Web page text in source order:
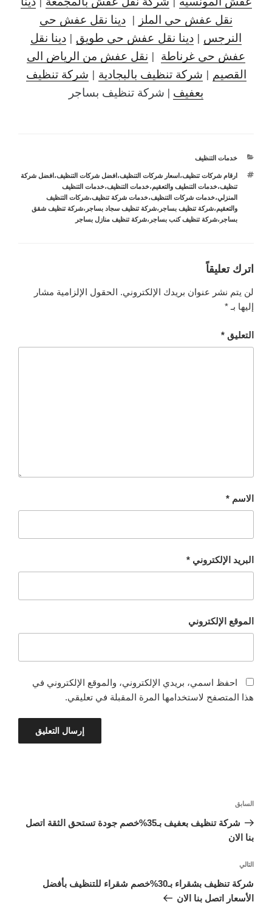
نقل عفش حي الملز | دينا نقل عفش حي
النرجس | دينا نقل عفش حي طويق | دينا نقل
عفش حي غرناطة | نقل عفش من الرياض الى
القصيم | شركة تنظيف بالبجادية | شركة تنظيف
بعفيف | شركة تنظيف بساجر
التصنيفات
خدمات التنظيف
الوسوم
ارقام شركات تنظيف،اسعار شركات التنظيف،افضل شركات التنظيف،افضل شركة
تنظيف،خدمات التنطيف والتعقيم،خدمات التنظيف،خدمات التنظيف
المنزلي،خدمات شركات التنظيف،خدمات شركة تنظيف،شركات التنظيف
والتعقيم،شركة تنظيف بساجر ،شركة تنظيف سجاد بساجر ،شركة تنظيف شقق
بساجر ،شركة تنظيف كنب بساجر ،شركة تنظيف منازل بساجر
اترك تعليقاً
لن يتم نشر عنوان بريدك الإلكتروني. الحقول الإلزامية مشار
إليها بـ *
التعليق *
الاسم *
البريد الإلكتروني *
الموقع الإلكتروني
احفظ اسمي، بريدي الإلكتروني، والموقع الإلكتروني في
هذا المتصفح لاستخدامها المرة المقبلة في تعليقي.
المقالة
السابقة
السابق
شركة تنظيف بعفيف بـ35%خصم جودة تستحق الثقة اتصل
بنا الان
المقالة
التالية
التالي
شركة تنظيف بشقراء بـ30%خصم شقراء للتنظيف بأفضل
الأسعار اتصل بنا الان